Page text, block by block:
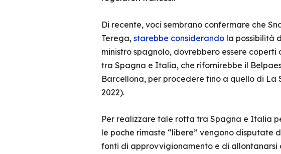
Di recente, voci sembrano confermare che
Terega, starebbe considerandola possibilità
ministro spagnolo, dovrebbero essere coperti
tra Spagna e Italia, che rifornirebbe il
Barcellona, per procedere fino a quello di
2022).
Per realizzare tale rotta tra Spagna e Italia
le poche rimaste “libere” vengono disputate
fonti di approvvigionamento e di allontanarsi